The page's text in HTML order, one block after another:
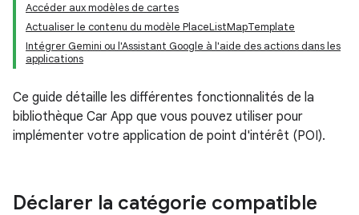
Accéder aux modèles de cartes
Actualiser le contenu du modèle PlaceListMapTemplate
Intégrer Gemini ou l'Assistant Google à l'aide des actions dans les
applications
Ce guide détaille les différentes fonctionnalités de la
bibliothèque Car App que vous pouvez utiliser pour
implémenter votre application de point d'intérêt (POI).
Déclarer la catégorie compatible